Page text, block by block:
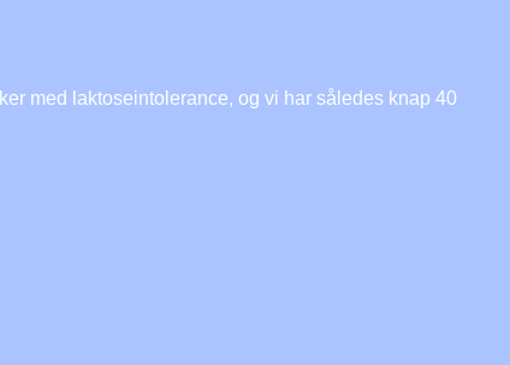
med laktoseintolerance, og vi har således knap 40